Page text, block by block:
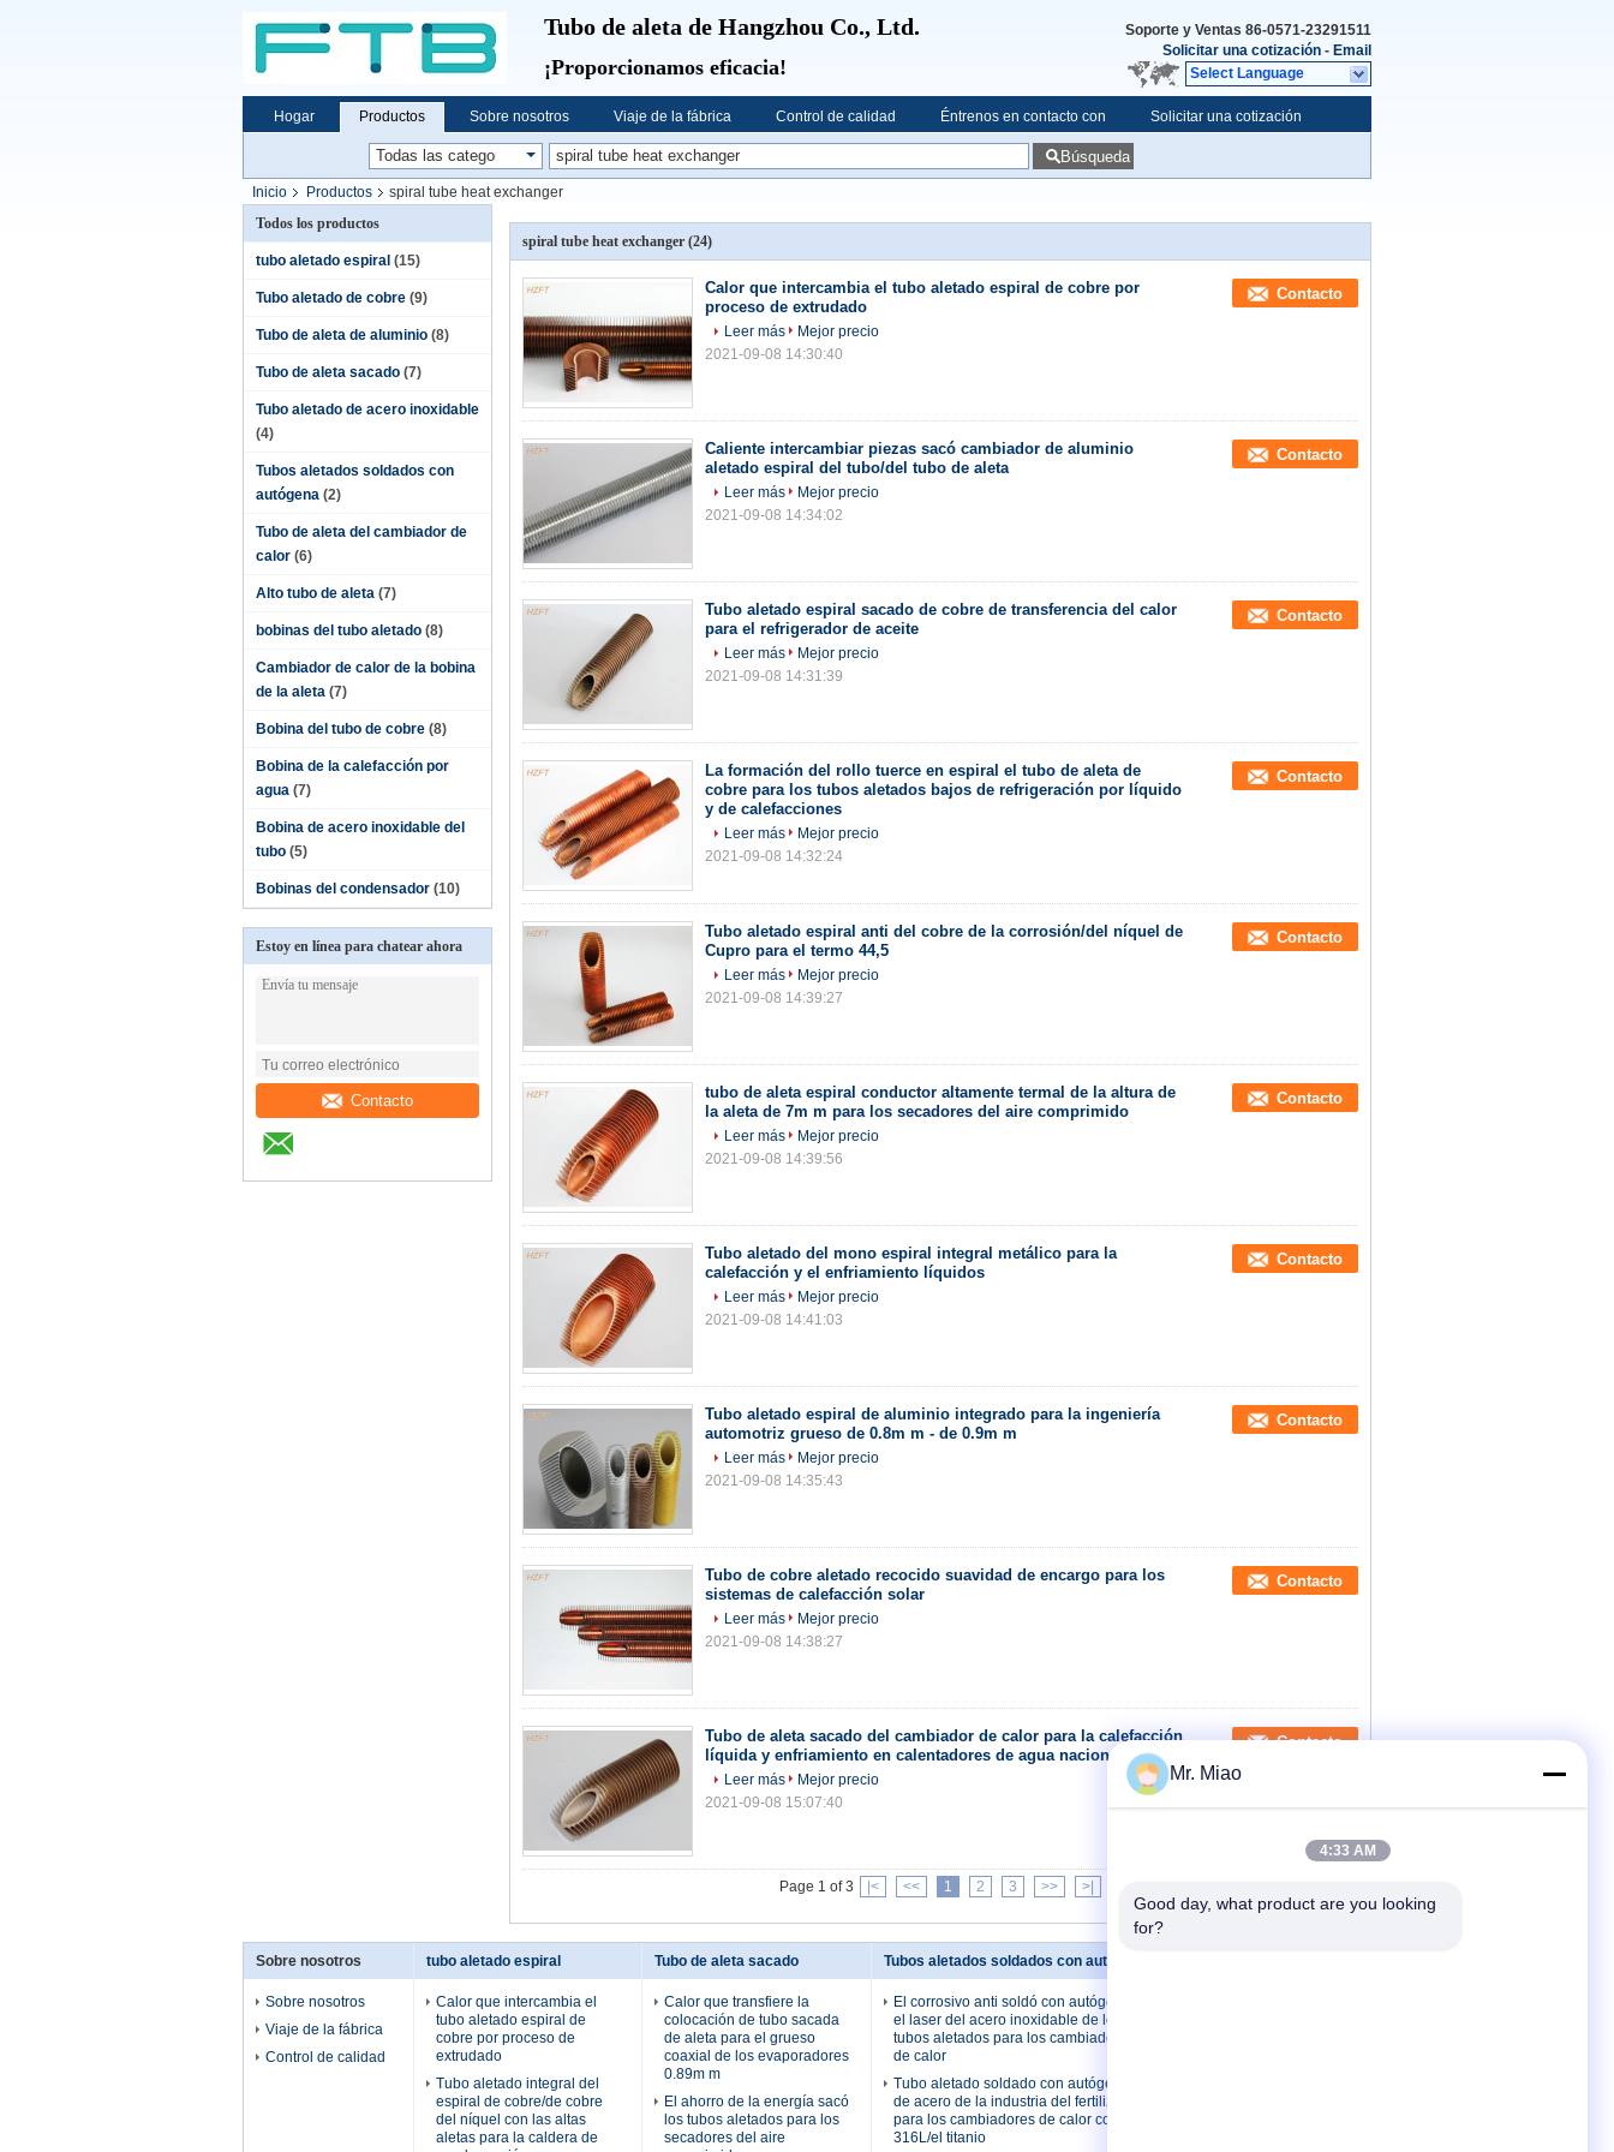
Tubo de aleta de Hangzhou Co., Ltd.
¡Proporcionamos eficacia!
Soporte y Ventas 86-0571-23291511
Solicitar una cotización - Email
Select Language
Hogar Productos Sobre nosotros Viaje de la fábrica Control de calidad Éntrenos en contacto con Solicitar una cotización
Búsqueda
Inicio Productos
spiral tube heat exchanger
Todos los productos
tubo aletado espiral (15)
Tubo aletado de cobre (9)
Tubo de aleta de aluminio (8)
Tubo de aleta sacado (7)
Tubo aletado de acero inoxidable
(4)
Tubos aletados soldados con
autógena (2)
Tubo de aleta del cambiador de
calor (6)
Alto tubo de aleta (7)
bobinas del tubo aletado (8)
Cambiador de calor de la bobina
de la aleta (7)
Bobina del tubo de cobre (8)
Bobina de la calefacción por
agua (7)
Bobina de acero inoxidable del
tubo (5)
Bobinas del condensador (10)
Estoy en línea para chatear ahora
Contacto
spiral tube heat exchanger (24)
Calor que intercambia el tubo aletado espiral de cobre por
proceso de extrudado
Contacto
Leer más
Mejor precio
2021-09-08 14:30:40
Caliente intercambiar piezas sacó cambiador de aluminio
aletado espiral del tubo/del tubo de aleta
Contacto
Leer más
Mejor precio
2021-09-08 14:34:02
Tubo aletado espiral sacado de cobre de transferencia del calor
para el refrigerador de aceite
Contacto
Leer más
Mejor precio
2021-09-08 14:31:39
La formación del rollo tuerce en espiral el tubo de aleta de
cobre para los tubos aletados bajos de refrigeración por líquido
y de calefacciones
Contacto
Leer más
Mejor precio
2021-09-08 14:32:24
Tubo aletado espiral anti del cobre de la corrosión/del níquel de
Cupro para el termo 44,5
Contacto
Leer más
Mejor precio
2021-09-08 14:39:27
tubo de aleta espiral conductor altamente termal de la altura de
la aleta de 7m m para los secadores del aire comprimido
Contacto
Leer más
Mejor precio
2021-09-08 14:39:56
Tubo aletado del mono espiral integral metálico para la
calefacción y el enfriamiento líquidos
Contacto
Leer más
Mejor precio
2021-09-08 14:41:03
Tubo aletado espiral de aluminio integrado para la ingeniería
automotriz grueso de 0.8m m - de 0.9m m
Contacto
Leer más
Mejor precio
2021-09-08 14:35:43
Tubo de cobre aletado recocido suavidad de encargo para los
sistemas de calefacción solar
Contacto
Leer más
Mejor precio
2021-09-08 14:38:27
Tubo de aleta sacado del cambiador de calor para la calefacción
líquida y enfriamiento en calentadores de agua nacionales
Contacto
Leer más
Mejor precio
2021-09-08 15:07:40
Page 1 of 3 |< << 1 2 3 >> >|
Sobre nosotros
Sobre nosotros
Viaje de la fábrica
Control de calidad
tubo aletado espiral
Calor que intercambia el
tubo aletado espiral de
cobre por proceso de
extrudado
Tubo aletado integral del
espiral de cobre/de cobre
del níquel con las altas
aletas para la caldera de
Tubo de aleta sacado
Calor que transfiere la
colocación de tubo sacada
de aleta para el grueso
coaxial de los evaporadores
0.89m m
El ahorro de la energía sacó
los tubos aletados para los
secadores del aire
Tubos aletados soldados con autógena
El corrosivo anti soldó con autógena
el laser del acero inoxidable de los
tubos aletados para los cambiadores
de calor
Tubo aletado soldado con autógena
de acero de la industria del fertilizante
para los cambiadores de calor con
316L/el titanio
Mr. Miao
4:33 AM
Good day, what product are you looking
for?